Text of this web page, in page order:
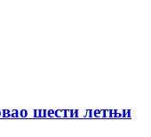
шести летњи